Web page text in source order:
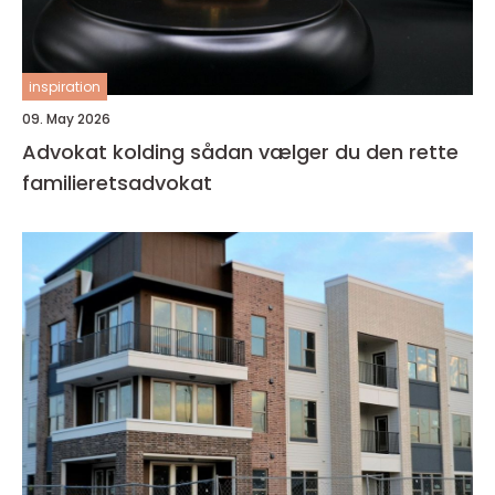
inspiration
09. May 2026
Advokat kolding sådan vælger du den rette
familieretsadvokat